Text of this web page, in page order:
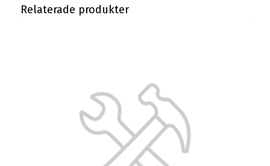
Relaterade produkter